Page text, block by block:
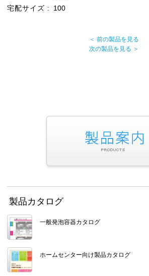
宅配サイズ :
100
＜ 前の製品を見る
次の製品を見る ＞
製品カタログ
一般発泡容器カタログ
ホームセンター向け製品カタログ